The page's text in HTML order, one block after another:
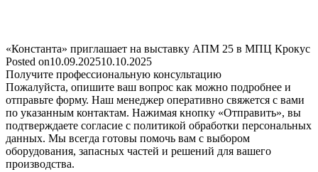
«Константа» приглашает на выставку АПМ 25 в МПЦ Крокус
Posted on10.09.202510.10.2025
Получите профессиональную консультацию
Пожалуйста, опишите ваш вопрос как можно подробнее и
отправьте форму. Наш менеджер оперативно свяжется с вами
по указанным контактам. Нажимая кнопку «Отправить», вы
подтверждаете согласие с политикой обработки персональных
данных. Мы всегда готовы помочь вам с выбором
оборудования, запасных частей и решений для вашего
производства.